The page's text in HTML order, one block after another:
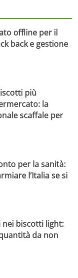
offline per il
back e gestione
più
la
scaffale per
per la sanità:
l’Italia se si
biscotti light:
da non